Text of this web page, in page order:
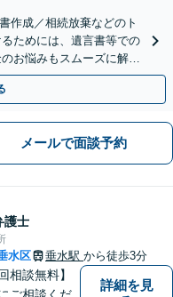
作成／相続放棄などのト
ためには、遺言書等での
お悩みもスムーズに解決
能】
メールで面談予約
護士
水区 垂水駅 から徒歩3分
相談無料】
ご相談くだ
詳細を見